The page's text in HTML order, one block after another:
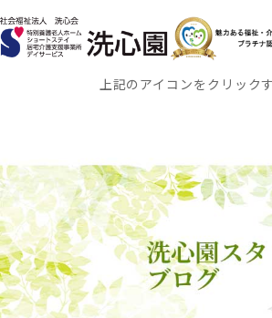
上記のアイコンをクリック